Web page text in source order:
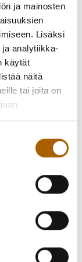
ja mainosten
Lisäksi
analytiikka-
käytät
näitä
tai joita on
muutamiin
ja
on osa
ry. järjestää
2025–2026
on 27 kuntaa ja
hankkia omaksi
näyttelyn
Tyrnävälle